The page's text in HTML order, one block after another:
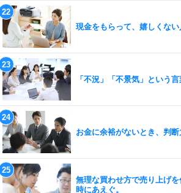
現金をもらって、嬉しくない
「不況」「不景気」という
お金に余裕がないとき、判断
無理な買わせ方で売り上げ
時にあえぐ。